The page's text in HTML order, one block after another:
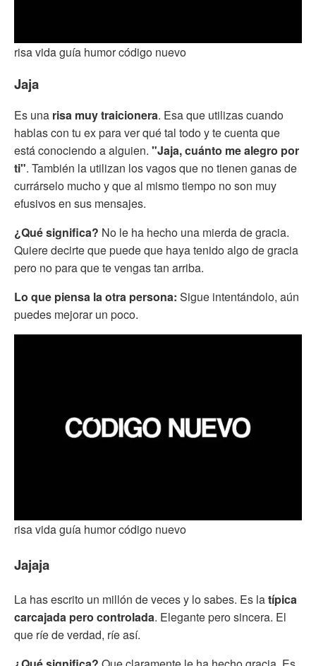
risa vida guía humor código nuevo
Jaja
Es una risa muy traicionera. Esa que utilizas cuando
hablas con tu ex para ver qué tal todo y te cuenta que
está conociendo a alguien. "Jaja, cuánto me alegro por
ti". También la utilizan los vagos que no tienen ganas de
currárselo mucho y que al mismo tiempo no son muy
efusivos en sus mensajes.
¿Qué significa? No le ha hecho una mierda de gracia.
Quiere decirte que puede que haya tenido algo de gracia
pero no para que te vengas tan arriba.
Lo que piensa la otra persona: Sigue intentándolo, aún
puedes mejorar un poco.
risa vida guía humor código nuevo
Jajaja
La has escrito un millón de veces y lo sabes. Es latípica
carcajada pero controlada. Elegante pero sincera. El
que ríe de verdad, ríe así.